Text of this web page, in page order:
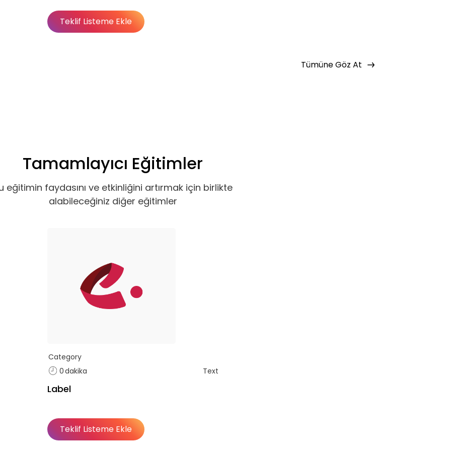
Teklif Listeme Ekle
Tümüne Göz At
Tamamlayıcı Eğitimler
eğitimin faydasını ve etkinliğini artırmak için birlikte
alabileceğiniz diğer eğitimler
Category
0dakika Text
Label
Teklif Listeme Ekle